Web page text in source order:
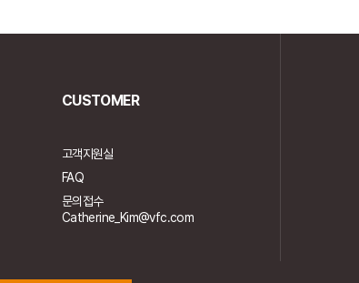
CUSTOMER
고객지원실
FAQ
문의접수
Catherine_Kim@vfc.com